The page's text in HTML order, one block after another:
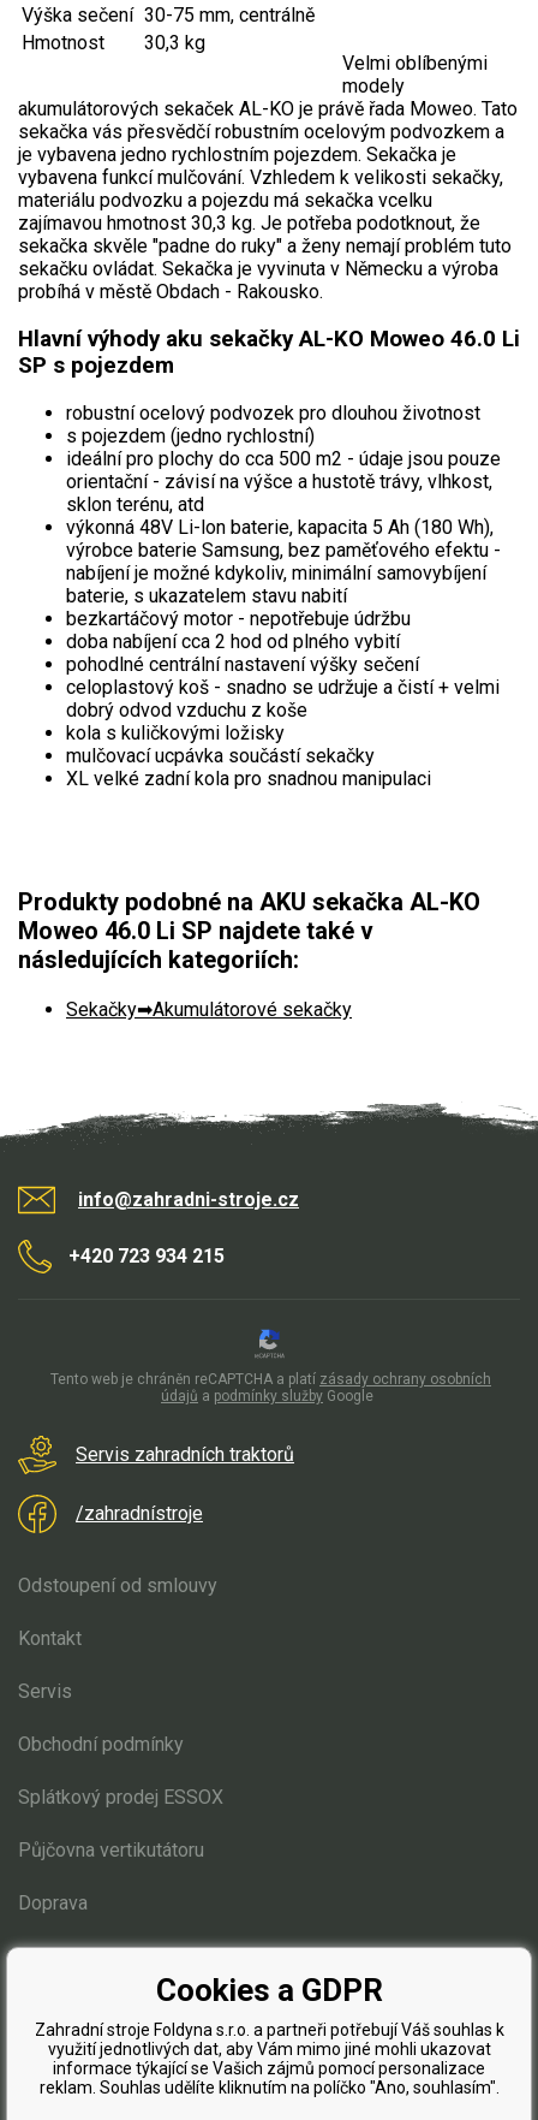
Aku křovinořezy a vyžínače
Aku sekačky
Aku STIHL
Aku AL-KO
Štípačka na dřevo
VARI
VARI malotraktory
Sněhové frézy
Vertikutátory
Kultivátory
Nůžky na živý plot
Vysavače a foukače
Elektrocentrály
Štěpkovače a drtiče
Elektrické tříkolky
Elektrické tříkolky pro seniory
Náhradní díly
Zahradní traktory
Řetězové pily
Výška sečení 30-75 mm, centrálně
Hmotnost
30,3 kg
Velmi oblíbenými
modely
akumulátorových sekaček AL-KO je právě řada Moweo. Tato
sekačka vás přesvědčí robustním ocelovým podvozkem a
je vybavena jedno rychlostním pojezdem. Sekačka je
vybavena funkcí mulčování. Vzhledem k velikosti sekačky,
materiálu podvozku a pojezdu má sekačka vcelku
zajímavou hmotnost 30,3 kg. Je potřeba podotknout, že
sekačka skvěle "padne do ruky" a ženy nemají problém tuto
sekačku ovládat. Sekačka je vyvinuta v Německu a výroba
probíhá v městě Obdach - Rakousko.
Hlavní výhody aku sekačky AL-KO Moweo 46.0 Li
SP s pojezdem
robustní ocelový podvozek pro dlouhou životnost
s pojezdem (jedno rychlostní)
ideální pro plochy do cca 500 m2 - údaje jsou pouze
orientační - závisí na výšce a hustotě trávy, vlhkost,
sklon terénu, atd
výkonná 48V Li-lon baterie, kapacita 5 Ah (180 Wh),
výrobce baterie Samsung, bez paměťového efektu -
nabíjení je možné kdykoliv, minimální samovybíjení
baterie, s ukazatelem stavu nabití
bezkartáčový motor - nepotřebuje údržbu
doba nabíjení cca 2 hod od plného vybití
pohodlné centrální nastavení výšky sečení
celoplastový koš - snadno se udržuje a čistí + velmi
dobrý odvod vzduchu z koše
kola s kuličkovými ložisky
mulčovací ucpávka součástí sekačky
XL velké zadní kola pro snadnou manipulaci
Produkty podobné na AKU sekačka AL-KO
Moweo 46.0 Li SP najdete také v
následujících kategoriích:
Sekačky Akumulátorové sekačky
info@zahradni-stroje.cz
+420 723 934 215
Servis zahradních traktorů
/zahradnístroje
Odstoupení od smlouvy
Kontakt
Servis
Obchodní podmínky
Splátkový prodej ESSOX
Půjčovna vertikutátoru
Doprava
Blog
Tento web je chráněn reCAPTCHA a platí zásady ochrany osobních
údajů a podmínky služby Google
Cookies a GDPR
Zahradní stroje Foldyna s.r.o. a partneři potřebují Váš souhlas k
využití jednotlivých dat, aby Vám mimo jiné mohli ukazovat
informace týkající se Vašich zájmů pomocí personalizace
reklam. Souhlas udělíte kliknutím na políčko "Ano, souhlasím".